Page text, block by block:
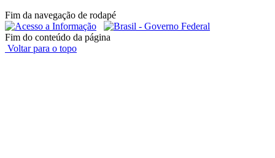
Fim da navegação de rodapé
Fim do conteúdo da página
Voltar para o topo